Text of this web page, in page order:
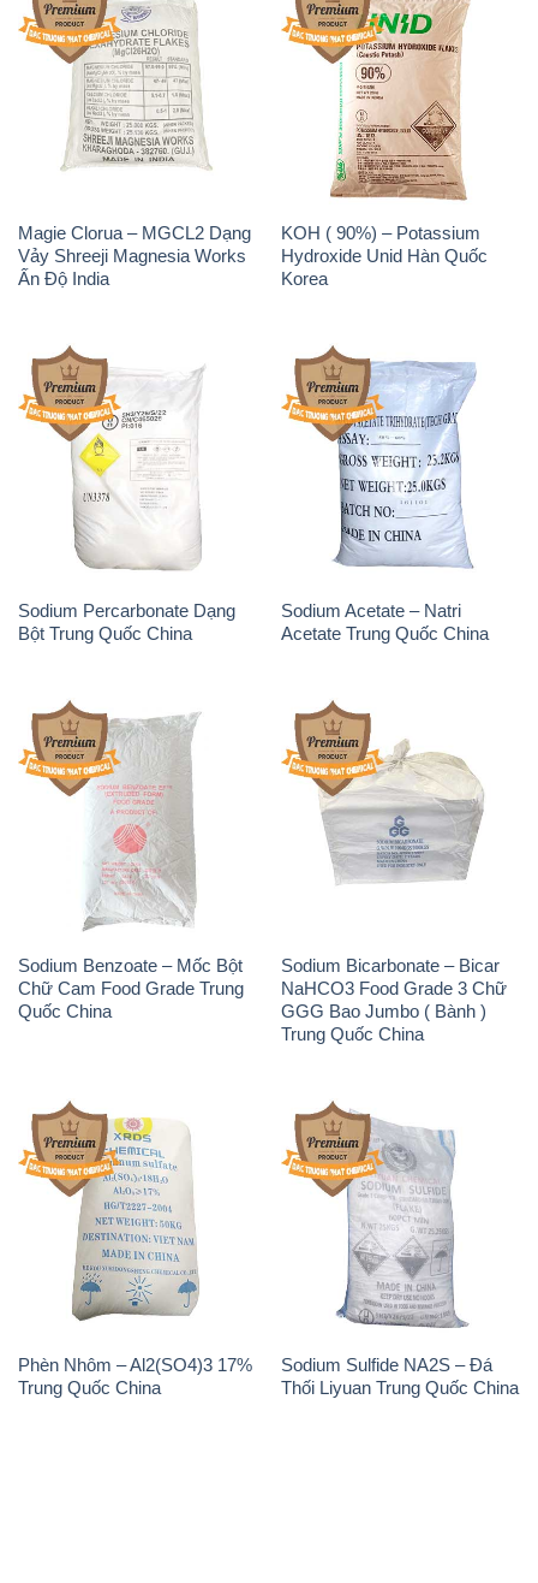
Magie Clorua – MGCL2 Dạng
Vảy Shreeji Magnesia Works
Ấn Độ India
KOH ( 90%) – Potassium
Hydroxide Unid Hàn Quốc
Korea
Sodium Percarbonate Dạng
Bột Trung Quốc China
Sodium Acetate – Natri
Acetate Trung Quốc China
Sodium Benzoate – Mốc Bột
Chữ Cam Food Grade Trung
Quốc China
Sodium Bicarbonate – Bicar
NaHCO3 Food Grade 3 Chữ
GGG Bao Jumbo ( Bành )
Trung Quốc China
Phèn Nhôm – Al2(SO4)3 17%
Trung Quốc China
Sodium Sulfide NA2S – Đá
Thối Liyuan Trung Quốc China